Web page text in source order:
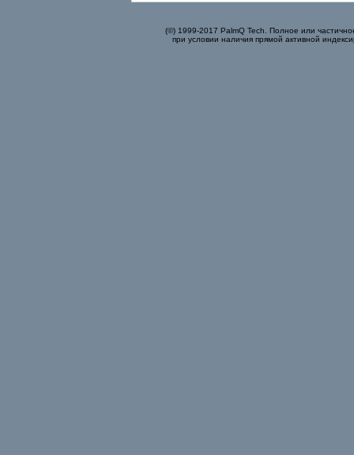
(©) 1999-2017 PalmQ Tech. Полное или
при условии наличия прямой активной